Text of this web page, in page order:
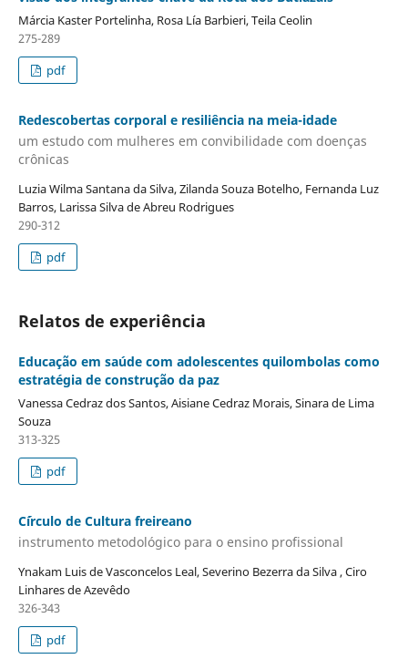
Márcia Kaster Portelinha, Rosa Lía Barbieri, Teila Ceolin
275-289
pdf
Redescobertas corporal e resiliência na meia-idade
um estudo com mulheres em convibilidade com doenças
crônicas
Luzia Wilma Santana da Silva, Zilanda Souza Botelho, Fernanda Luz
Barros, Larissa Silva de Abreu Rodrigues
290-312
pdf
Relatos de experiência
Educação em saúde com adolescentes quilombolas como
estratégia de construção da paz
Vanessa Cedraz dos Santos, Aisiane Cedraz Morais, Sinara de Lima
Souza
313-325
pdf
C´írculo de Cultura freireano
instrumento metodológico para o ensino profissional
Ynakam Luis de Vasconcelos Leal, Severino Bezerra da Silva , Ciro
Linhares de Azevêdo
326-343
pdf